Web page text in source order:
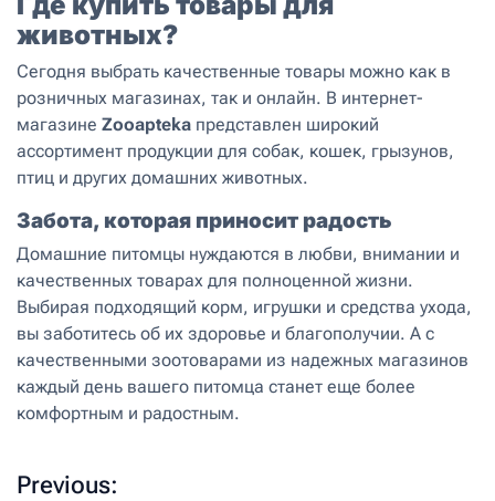
животных?
Сегодня выбрать качественные товары можно как в
розничных магазинах, так и онлайн. В интернет-
магазине Zooapteka представлен широкий
ассортимент продукции для собак, кошек, грызунов,
птиц и других домашних животных.
Забота, которая приносит радость
Домашние питомцы нуждаются в любви, внимании и
качественных товарах для полноценной жизни.
Выбирая подходящий корм, игрушки и средства ухода,
вы заботитесь об их здоровье и благополучии. А с
качественными зоотоварами из надежных магазинов
каждый день вашего питомца станет еще более
комфортным и радостным.
Previous: